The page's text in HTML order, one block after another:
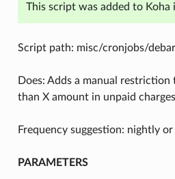
This script was added to Koha
Script path: misc/cronjobs/
Does: Adds a manual
than X amount in unpaid
Frequency suggestion: nightly
PARAMETERS